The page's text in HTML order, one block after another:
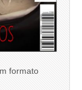
formato